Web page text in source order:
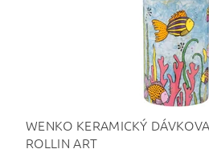
WENKO KERAMICKÝ
ROLLIN ART